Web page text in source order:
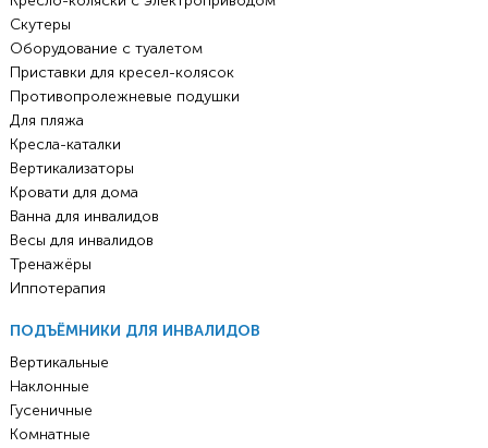
Скутеры
Оборудование с туалетом
Приставки для кресел-колясок
Противопролежневые подушки
Для пляжа
Кресла-каталки
Вертикализаторы
Кровати для дома
Ванна для инвалидов
Весы для инвалидов
Тренажёры
Иппотерапия
ПОДЪЁМНИКИ ДЛЯ ИНВАЛИДОВ
Вертикальные
Наклонные
Гусеничные
Комнатные